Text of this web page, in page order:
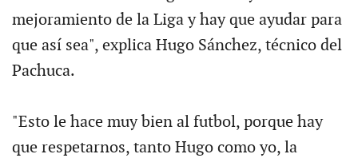
mejoramiento de la Liga y hay que ayudar para
que así sea", explica Hugo Sánchez, técnico del
Pachuca.
"Esto le hace muy bien al futbol, porque hay
que respetarnos, tanto Hugo como yo, la